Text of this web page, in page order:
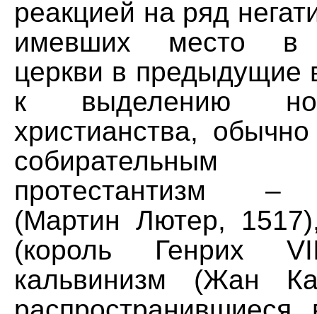
реакцией на ряд
имевших место в
церкви в предыдущие
к выделению
христианства,
протестантизм –
(Мартин Лютер,
(король Генрих
кальвинизм (Жан